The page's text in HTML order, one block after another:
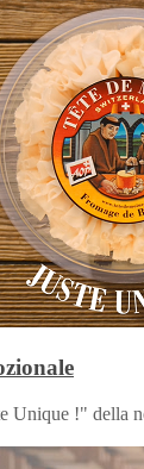
Unique !" della